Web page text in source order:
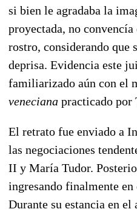
si bien le agradaba la
proyectada, no
rostro, considerando que
deprisa. Evidencia este
familiarizado aún con el
veneciana practicado por
El retrato fue enviado a
las negociaciones
II y María Tudor.
ingresando finalmente
Durante su estancia en